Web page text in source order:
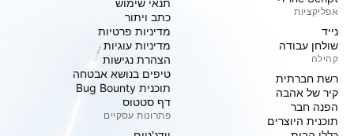
אפליקציות
נייד
שולחן עבודה
קהילה
רשת חברתית
קיר של אהבה
הפנה חבר
תוכנית היוצרים
תנאי שימוש
כתב ויתור
מדיניות פרטיות
מדיניות עוגיות
הצהרת נגישות
טיפים בנושא אבטחה
תוכנית Bug Bounty
דף סטטוס
פתרונות עסקיים